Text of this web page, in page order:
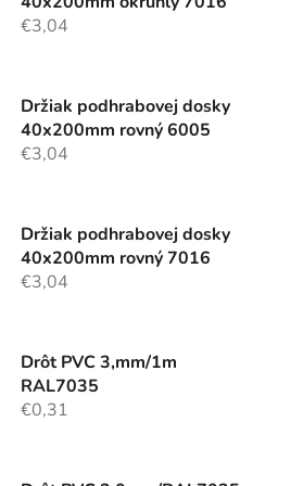
€3,04
Držiak podhrabovej dosky
40x200mm rovný 6005
€3,04
Držiak podhrabovej dosky
40x200mm rovný 7016
€3,04
Drôt PVC 3,mm/1m
RAL7035
€0,31